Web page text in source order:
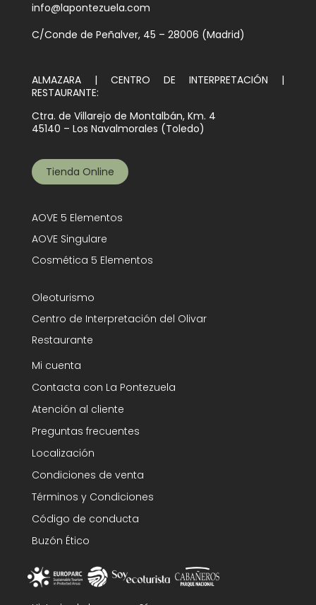
info@lapontezuela.com
C/Conde de Peñalver, 45 – 28006 (Madrid)
ALMAZARA | CENTRO DE INTERPRETACIÓN |
RESTAURANTE:
Ctra. de Villarejo de Montalbán, Km. 4
45140 – Los Navalmorales (Toledo)
Tienda Online
AOVE 5 Elementos
AOVE Singulare
Cosmética 5 Elementos
Oleoturismo
Centro de Interpretación del Olivar
Restaurante
Mi cuenta
Contacta con La Pontezuela
Atención al cliente
Preguntas frecuentes
Localización
Condiciones de venta
Términos y Condiciones
Código de conducta
Buzón Ético